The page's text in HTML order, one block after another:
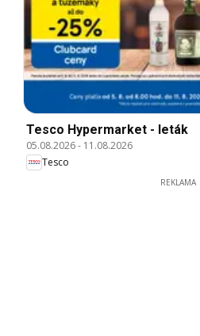
Tesco Hypermarket - leták
05.08.2026- 11.08.2026
Tesco
REKLAMA